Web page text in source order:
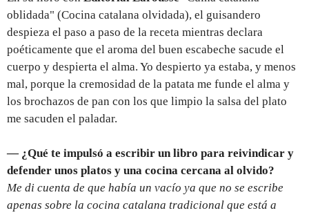
oblidada" (Cocina catalana olvidada), el guisandero
despieza el paso a paso de la receta mientras declara
poéticamente que el aroma del buen escabeche sacude el
cuerpo y despierta el alma. Yo despierto ya estaba, y menos
mal, porque la cremosidad de la patata me funde el alma y
los brochazos de pan con los que limpio la salsa del plato
me sacuden el paladar.
— ¿Qué te impulsó a escribir un libro para reivindicar y
defender unos platos y una cocina cercana al olvido?
Me di cuenta de que había un vacío ya que no se escribe
apenas sobre la cocina catalana tradicional que está a